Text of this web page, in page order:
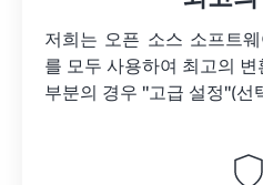
저희는 오픈 소스 소프트
를 모두 사용하여 최고의
부분의 경우 "고급 설정"(선